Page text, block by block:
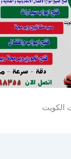
الكويت